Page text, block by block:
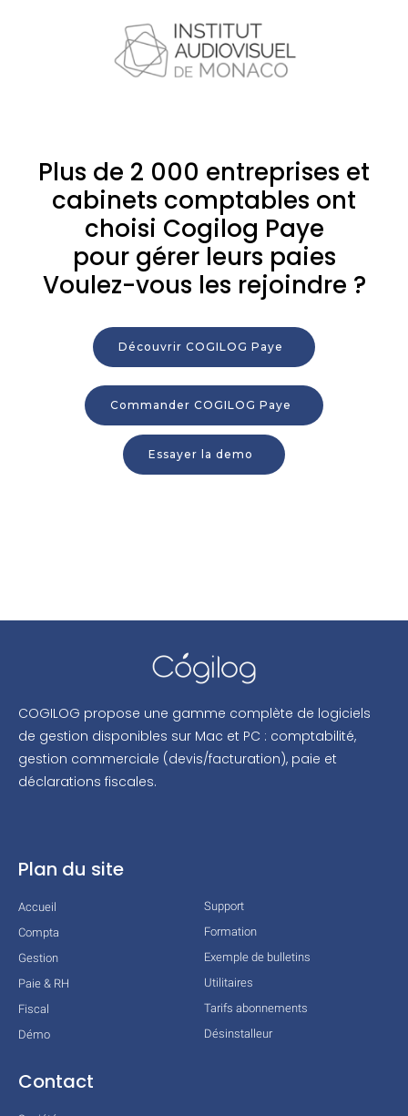
Plus de 2 000 entreprises et
cabinets comptables ont
choisi Cogilog Paye
pour gérer leurs paies
Voulez-vous les rejoindre ?
Découvrir COGILOG Paye
Commander COGILOG Paye
Essayer la demo
COGILOG propose une gamme complète de logiciels
de gestion disponibles sur Mac et PC : comptabilité,
gestion commerciale (devis/facturation), paie et
déclarations fiscales.
Plan du site
Accueil
Compta
Gestion
Paie & RH
Fiscal
Démo
Support
Formation
Exemple de bulletins
Utilitaires
Tarifs abonnements
Désinstalleur
Contact